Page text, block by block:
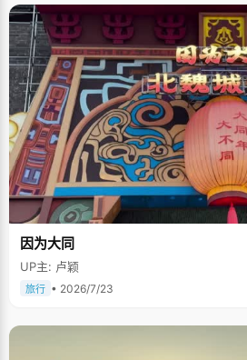
因为大同
UP主: 卢颖
旅行 • 2026/7/23